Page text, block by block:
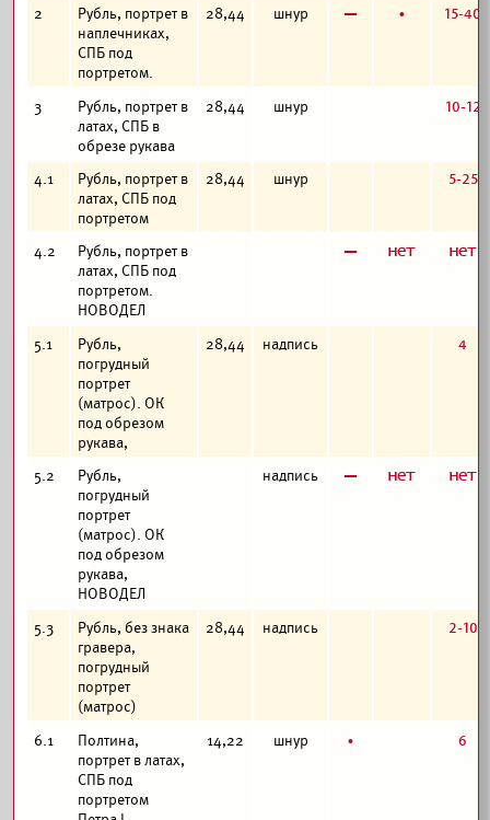
2
Рубль, портрет в
наплечниках,
СПБ под
портретом.
28,44 шнур в б 15-40
3
Рубль, портрет в
латах, СПБ в
обрезе рукава
28,44 шнур 10-12
4.1
Рубль, портрет в
латах, СПБ под
портретом
28,44 шнур 5-25
4.2
Рубль, портрет в
латах, СПБ под
портретом.
НОВОДЕЛ
в а а
5.1
Рубль,
погрудный
портрет
(матрос). ОК
под обрезом
рукава,
28,44 надпись 4
5.2
Рубль,
погрудный
портрет
(матрос). ОК
под обрезом
рукава,
НОВОДЕЛ
надпись в а а
5.3
Рубль, без знака
гравера,
погрудный
портрет
(матрос)
28,44 надпись 2-10
6.1
Полтина,
портрет в латах,
СПБ под
портретом
14,22 шнур б 6